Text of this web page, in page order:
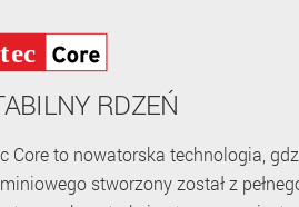
RDZEŃ
Core to nowatorska technologia,
stworzony został z